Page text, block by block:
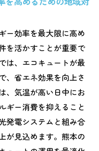
ー効率を最大限に高め
を活かすことが重要で
は、エコキュートが最
、省エネ効果を向上さ
、気温が高い日中にお
ギー消費を抑えること
発電システムと組み合
が見込めます。熊本の